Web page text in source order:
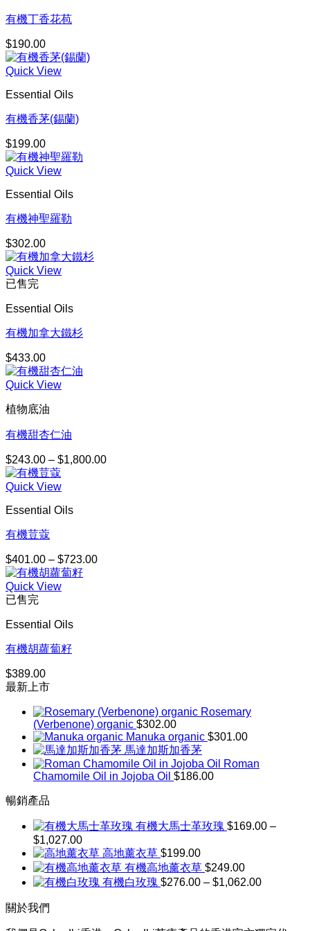
有機丁香花苞
$190.00
Quick View
Essential Oils
有機香茅(錫蘭)
$199.00
Quick View
Essential Oils
有機神聖羅勒
$302.00
Quick View
已售完
Essential Oils
有機加拿大鐵杉
$433.00
Quick View
植物底油
有機甜杏仁油
$243.00 – $1,800.00價
Quick View
Essential Oils
有機荳蔻
$401.00 – $723.00價
Quick View
已售完
Essential Oils
有機胡蘿蔔籽
$389.00
最新上市
Rosemary
(Verbenone) organic $302.00
Manuka organic $301.00
馬達加斯加香茅
Roman
Chamomile Oil in Jojoba Oil $186.00
暢銷產品
有機大馬士革玫瑰 $169.00 –
$1,027.00價
格
範
圍：
高地薰衣草 $199.00
有機高地薰衣草 $249.00
有機白玫瑰 $276.00 – $1,062.00價
圍：
關於我們